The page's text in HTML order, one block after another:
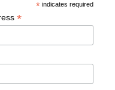
* indicates required
*